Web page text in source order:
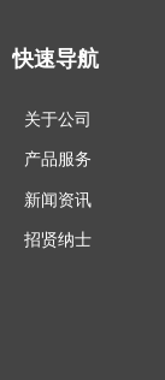
快速导航
关于公司
产品服务
新闻资讯
招贤纳士